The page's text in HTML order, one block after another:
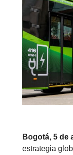
Bogotá, 5 de
estrategia